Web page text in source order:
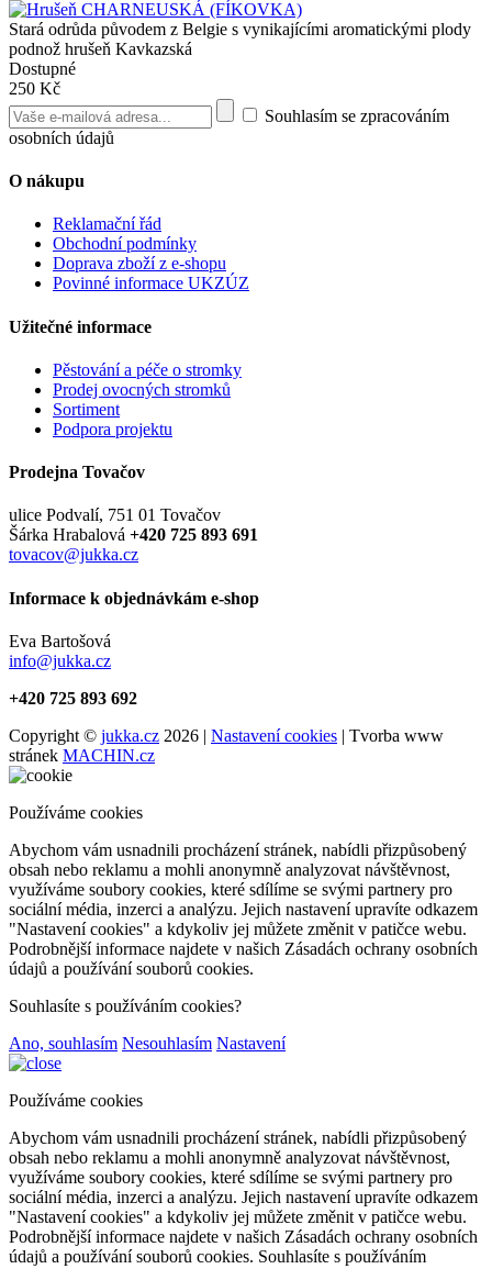
Stará odrůda původem z Belgie s vynikajícími aromatickými plody
podnož hrušeň Kavkazská
Dostupné
250 Kč
Souhlasím se zpracováním
osobních údajů
O nákupu
Reklamační řád
Obchodní podmínky
Doprava zboží z e-shopu
Povinné informace UKZÚZ
Užitečné informace
Pěstování a péče o stromky
Prodej ovocných stromků
Sortiment
Podpora projektu
Prodejna Tovačov
ulice Podvalí, 751 01 Tovačov
Šárka Hrabalová +420 725 893 691
tovacov@jukka.cz
Informace k objednávkám e-shop
Eva Bartošová
info@jukka.cz
+420 725 893 692
Copyright © jukka.cz 2026 | Nastavení cookies | Tvorba www
stránek MACHIN.cz
Používáme cookies
Abychom vám usnadnili procházení stránek, nabídli přizpůsobený
obsah nebo reklamu a mohli anonymně analyzovat návštěvnost,
využíváme soubory cookies, které sdílíme se svými partnery pro
sociální média, inzerci a analýzu. Jejich nastavení upravíte odkazem
"Nastavení cookies" a kdykoliv jej můžete změnit v patičce webu.
Podrobnější informace najdete v našich Zásadách ochrany osobních
údajů a používání souborů cookies.
Souhlasíte s používáním cookies?
Ano, souhlasím Nesouhlasím Nastavení
Používáme cookies
Abychom vám usnadnili procházení stránek, nabídli přizpůsobený
obsah nebo reklamu a mohli anonymně analyzovat návštěvnost,
využíváme soubory cookies, které sdílíme se svými partnery pro
sociální média, inzerci a analýzu. Jejich nastavení upravíte odkazem
"Nastavení cookies" a kdykoliv jej můžete změnit v patičce webu.
Podrobnější informace najdete v našich Zásadách ochrany osobních
údajů a používání souborů cookies. Souhlasíte s používáním